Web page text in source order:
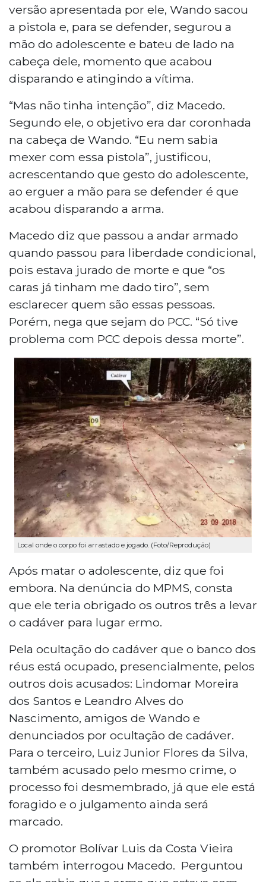
versão apresentada por ele, Wando sacou
a pistola e, para se defender, segurou a
mão do adolescente e bateu de lado na
cabeça dele, momento que acabou
disparando e atingindo a vítima.
“Mas não tinha intenção”, diz Macedo.
Segundo ele, o objetivo era dar coronhada
na cabeça de Wando. “Eu nem sabia
mexer com essa pistola”, justificou,
acrescentando que gesto do adolescente,
ao erguer a mão para se defender é que
acabou disparando a arma.
Macedo diz que passou a andar armado
quando passou para liberdade condicional,
pois estava jurado de morte e que “os
caras já tinham me dado tiro”, sem
esclarecer quem são essas pessoas.
Porém, nega que sejam do PCC. “Só tive
problema com PCC depois dessa morte”.
Local onde o corpo foi arrastado e jogado. (Foto/Reprodução)
Após matar o adolescente, diz que foi
embora. Na denúncia do MPMS, consta
que ele teria obrigado os outros três a levar
o cadáver para lugar ermo.
Pela ocultação do cadáver que o banco dos
réus está ocupado, presencialmente, pelos
outros dois acusados: Lindomar Moreira
dos Santos e Leandro Alves do
Nascimento, amigos de Wando e
denunciados por ocultação de cadáver.
Para o terceiro, Luiz Junior Flores da Silva,
também acusado pelo mesmo crime, o
processo foi desmembrado, já que ele está
foragido e o julgamento ainda será
marcado.
O promotor Bolívar Luis da Costa Vieira
também interrogou Macedo. Perguntou